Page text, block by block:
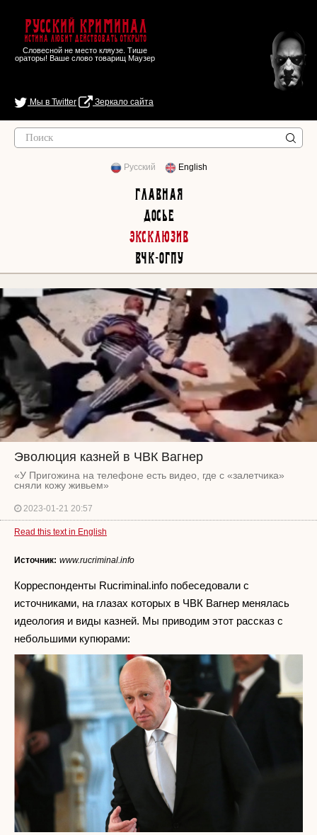
Русский Криминал
Истина любит действовать открыто
Словесной не место кляузе. Тише
ораторы! Ваше слово товарищ Маузер
Мы в Twitter Зеркало сайта
Русский English
Главная
Досье
Эксклюзив
ВЧК-ОГПУ
Эволюция казней в ЧВК Вагнер
«У Пригожина на телефоне есть видео, где с «залетчика»
сняли кожу живьем»
2023-01-21 20:57
Read this text in English
Источник: www.rucriminal.info
Корреспонденты Rucriminal.info побеседовали с
источниками, на глазах которых в ЧВК Вагнер менялась
идеология и виды казней. Мы приводим этот рассказ с
небольшими купюрами: